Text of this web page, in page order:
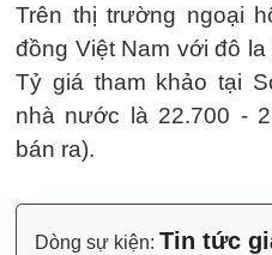
Trên thị trường ngoại
đồng Việt Nam với đô
Tỷ giá tham khảo tại
nhà nước là 22.700 -
bán ra).
Dòng sự kiện: Tin tức